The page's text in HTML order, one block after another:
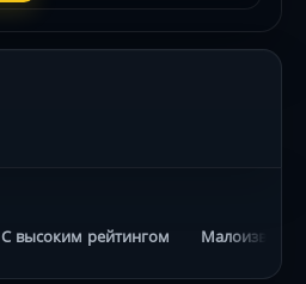
С высоким рейтингом